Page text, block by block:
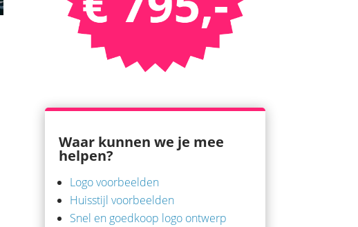
Waar kunnen we je mee
helpen?
Logo voorbeelden
Huisstijl voorbeelden
Snel en goedkoop logo ontwerp